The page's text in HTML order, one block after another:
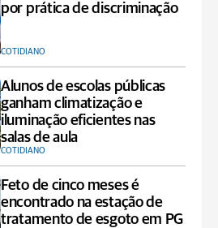
por prática de discriminação
COTIDIANO
Alunos de escolas públicas
ganham climatização e
iluminação eficientes nas
salas de aula
COTIDIANO
Feto de cinco meses é
encontrado na estação de
tratamento de esgoto em PG